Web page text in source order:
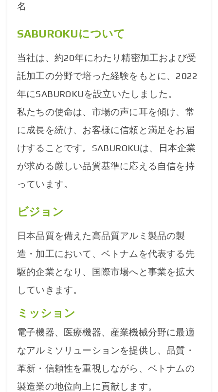
名
SABUROKUについて
当社は、約20年にわたり精密加工および受
託加工の分野で培った経験をもとに、2022
年にSABUROKUを設立いたしました。
私たちの使命は、市場の声に耳を傾け、常
に成長を続け、お客様に信頼と満足をお届
けすることです。SABUROKUは、日本企業
が求める厳しい品質基準に応える自信を持
っています。
ビジョン
日本品質を備えた高品質アルミ製品の製
造・加工において、ベトナムを代表する先
駆的企業となり、国際市場へと事業を拡大
していきます。
ミッション
電子機器、医療機器、産業機械分野に最適
なアルミソリューションを提供し、品質・
革新・信頼性を重視しながら、ベトナムの
製造業の地位向上に貢献します。